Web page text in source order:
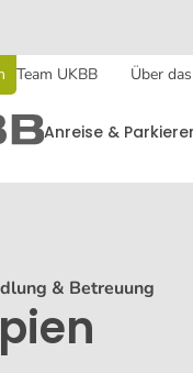
Team UKBB Über
Anreise &
& Betreuung